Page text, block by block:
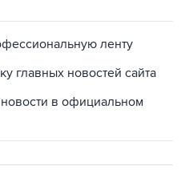
ленту
главных новостей сайта
в официальном